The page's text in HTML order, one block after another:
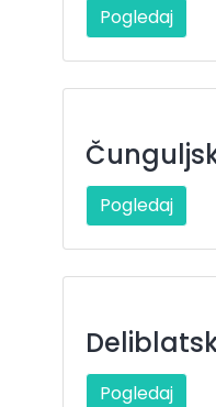
Pogledaj
Pogledaj
Pogledaj